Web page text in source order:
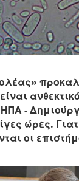
-
ώρες.
οι